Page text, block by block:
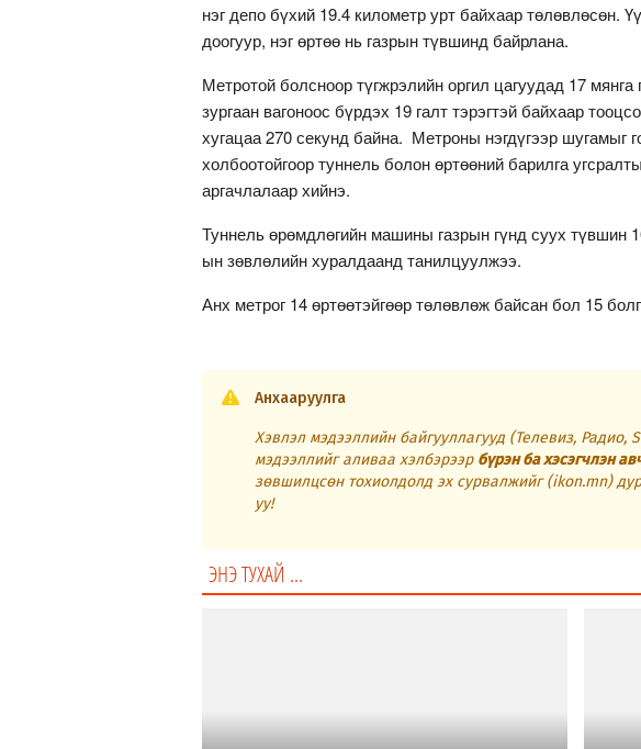
нэг депо бүхий 19.4 километр урт байхаар төлөвлөсөн.
доогуур, нэг өртөө нь газрын түвшинд байрлана.
Метротой болсноор түгжрэлийн оргил цагуудад 17
зургаан вагоноос бүрдэх 19 галт тэрэгтэй байхаар
хугацаа 270 секунд байна. Метроны нэгдүгээр шугамыг
холбоотойгоор туннель болон өртөөний барилга
аргачлалаар хийнэ.
Туннель өрөмдлөгийн машины газрын гүнд суух түвшин
ын зөвлөлийн хуралдаанд танилцуулжээ.
Анх метрог 14 өртөөтэйгөөр төлөвлөж байсан бол 15
Анхааруулга
Хэвлэл мэдээллийн байгууллагууд (Телевиз, Радио,
мэдээллийг аливаа хэлбэрээр бүрэн ба хэсэгчлэн
зөвшилцсөн тохиолдолд эх сурвалжийг (ikon.mn)
уу!
ЭНЭ ТУХАЙ ...